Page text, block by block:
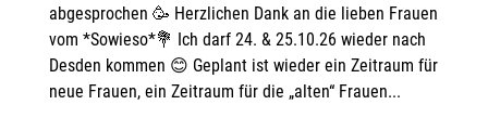
abgesprochen 🥳 Herzlichen Dank an die lieben Frauen
vom *Sowieso*💐 Ich darf 24. & 25.10.26 wieder nach
Desden kommen 😊 Geplant ist wieder ein Zeitraum für
neue Frauen, ein Zeitraum für die „alten“ Frauen...